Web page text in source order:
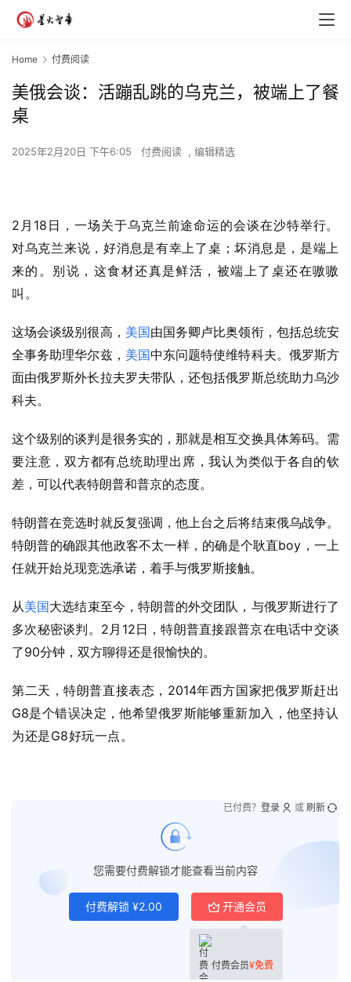
Home 付费阅读
美俄会谈：活蹦乱跳的乌克兰，被端上了餐
桌
2025年2月20日 下午6:05 付费阅读 , 编辑精选
2 月 18 日，一场关于乌克兰前途命运的会谈在沙特举行。
对乌克兰来说，好消息是有幸上了桌；坏消息是，是端上
来的。别说，这食材还真是鲜活，被端上了桌还在嗷嗷
叫。
这场会谈级别很高， 美国 由国务卿卢比奥领衔，包括总统安
全事务助理华尔兹， 美国中东问题特使维特科夫。俄罗斯方
面由俄罗斯外长拉夫罗夫带队，还包括俄罗斯总统助力乌沙
科夫。
这个级别的谈判是很务实的，那就是相互交换具体筹码。需
要注意，双方都有总统助理出席，我认为类似于各自的钦
差，可以代表特朗普和普京的态度。
特朗普在竞选时就反复强调，他上台之后将结束俄乌战争。
特朗普的确跟其他政客不太一样，的确是个耿直boy ，一上
任就开始兑现竞选承诺，着手与俄罗斯接触。
从美国 大选结束至今，特朗普的外交团队，与俄罗斯进行了
多次秘密谈判。 2 月 12 日，特朗普直接跟普京在电话中交谈
了90分钟，双方聊得还是很愉快的。
第二天，特朗普直接表态， 2014年西方国家把俄罗斯赶出
G8是个错误决定，他希望俄罗斯能够重新加入，他坚持认
为还是G8好玩一点。
您需要付费解锁才能查看当前内容
付费解锁 ¥2.00 开通会员
付费会员¥免费
已付费？ 登录 或 刷新